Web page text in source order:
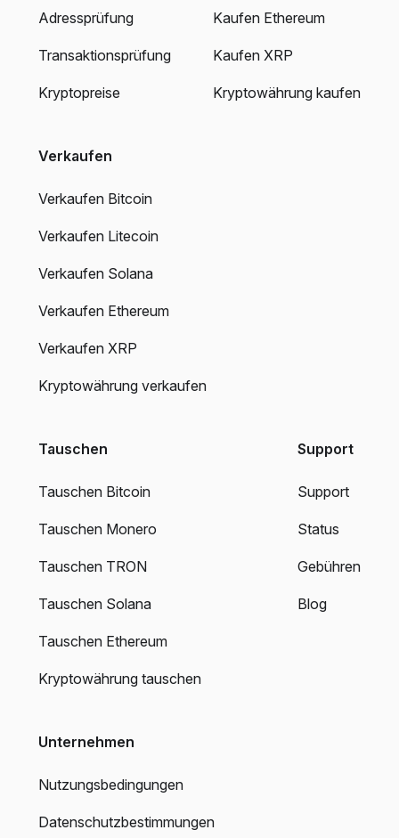
Adressprüfung
Transaktionsprüfung
Kryptopreise
Kaufen Ethereum
Kaufen XRP
Kryptowährung kaufen
Verkaufen
Verkaufen Bitcoin
Verkaufen Litecoin
Verkaufen Solana
Verkaufen Ethereum
Verkaufen XRP
Kryptowährung verkaufen
Tauschen
Tauschen Bitcoin
Tauschen Monero
Tauschen TRON
Tauschen Solana
Tauschen Ethereum
Kryptowährung tauschen
Support
Support
Status
Gebühren
Blog
Unternehmen
Nutzungsbedingungen
Datenschutzbestimmungen